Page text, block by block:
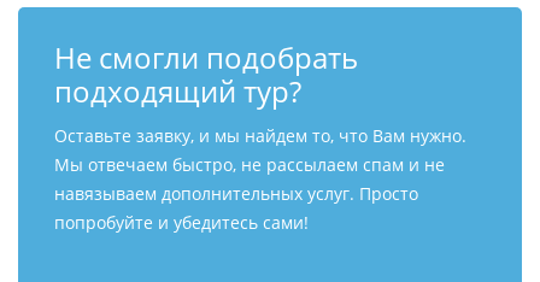
Не смогли подобрать
подходящий тур?
Оставьте заявку, и мы найдем то, что Вам нужно.
Мы отвечаем быстро, не рассылаем спам и не
навязываем дополнительных услуг. Просто
попробуйте и убедитесь сами!